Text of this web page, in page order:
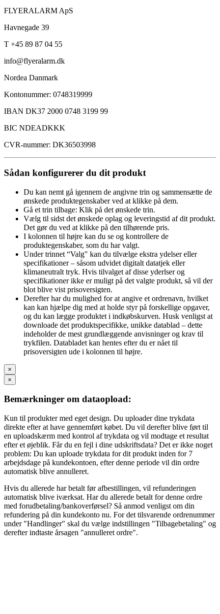
FLYERALARM ApS
Havnegade 39
T +45 89 87 04 55
info@flyeralarm.dk
Nordea Danmark
Kontonummer: 0748319999
IBAN DK37 2000 0748 3199 99
BIC NDEADKKK
CVR-nummer: DK36503998
Sådan konfigurerer du dit produkt
Du kan nemt gå igennem de angivne trin og sammensætte de
ønskede produktegenskaber ved at klikke på dem.
Gå et trin tilbage: Klik på det ønskede trin.
Vælg til sidst det ønskede oplag og leveringstid af dit produkt.
Det gør du ved at klikke på den tilhørende pris.
I kolonnen til højre kan du se og kontrollere de
produktegenskaber, som du har valgt.
Under trinnet “Valg" kan du tilvælge ekstra ydelser eller
specifikationer – såsom udvidet digitalt datatjek eller
klimaneutralt tryk. Hvis tilvalget af disse yderlser og
specifikationer ikke er muligt på det valgte produkt, så vil der
blot blive vist prisoversigten.
Derefter har du mulighed for at angive et ordrenavn, hvilket
kan kan hjælpe dig med at holde styr på forskellige opgaver,
og du kan lægge produktet i indkøbskurven. Husk venligst at
downloade det produktspecifikke, unikke datablad – dette
indeholder de mest grundlæggende anvisninger og krav til
trykfilen. Databladet kan hentes efter du er nået til
prisoversigten ude i kolonnen til højre.
×
×
Bemærkninger om dataopload:
Kun til produkter med eget design. Du uploader dine trykdata
direkte efter at have gennemført købet. Du vil derefter blive ført til
en uploadskærm med kontrol af trykdata og vil modtage et resultat
efter et øjeblik. Får du en fejl i dine udskriftsdata? Det er ikke noget
problem: Du kan uploade trykdata for dit produkt inden for 7
arbejdsdage på kundekontoen, efter denne periode vil din ordre
automatisk blive annulleret.
Hvis du allerede har betalt før afbestillingen, vil refunderingen
automatisk blive iværksat. Har du allerede betalt for denne ordre
med forudbetaling/bankoverførsel? Så anmod venligst om din
refundering på din kundekonto nu. For det tilsvarende ordrenummer
under "Handlinger" skal du vælge indstillingen "Tilbagebetaling" og
derefter indtaste årsagen "annulleret ordre".